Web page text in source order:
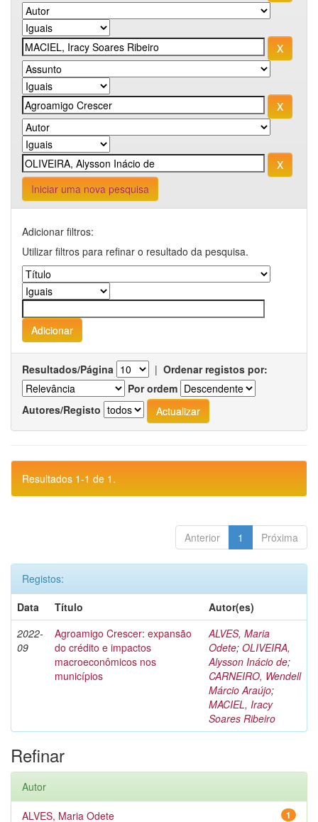
Iniciar uma nova pesquisa
Adicionar filtros:
Utilizar filtros para refinar o resultado da pesquisa.
Resultados/Página | Ordenar registos por:
Por ordem
Autores/Registo
Resultados 1-1 de 1.
Anterior 1 Próxima
Registos:
Data
Título
Autor(es)
2022-
09
Agroamigo Crescer: expansão
do crédito e impactos
macroeconômicos nos
municípios
ALVES, Maria
Odete; OLIVEIRA,
Alysson Inácio de;
CARNEIRO, Wendell
Márcio Araújo;
MACIEL, Iracy
Soares Ribeiro
Refinar
Autor
1
ALVES, Maria Odete